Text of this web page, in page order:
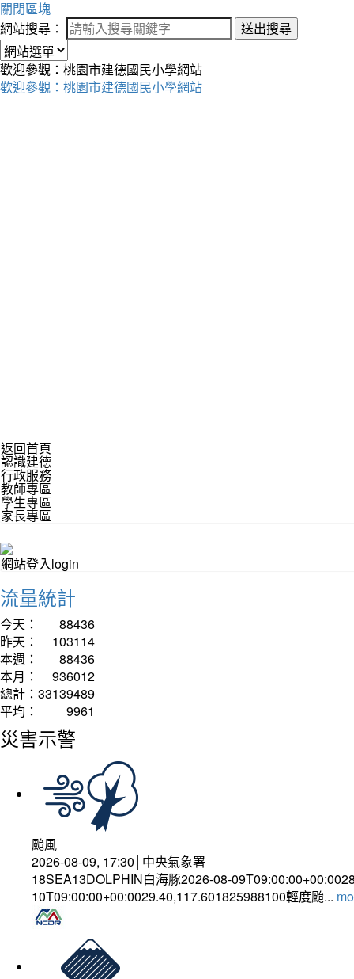
關閉區塊
網站搜尋：
送出搜尋
歡迎參觀：桃園市建德國民小學網站
歡迎參觀：桃園市建德國民小學網站
返回首頁
認識建德
行政服務
教師專區
學生專區
家長專區
網站登入login
流量統計
今天：
88436
昨天：
103114
本週：
88436
本月：
936012
總計： 33139489
平均：
9961
災害示警
颱風
2026-08-09, 17:30│中央氣象署
18SEA13DOLPHIN白海豚2026-08-
10T09:00:00+00:0029.40,117.601825988100輕度颱...